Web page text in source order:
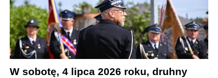
W sobotę, 4 lipca 2026 roku, druhny